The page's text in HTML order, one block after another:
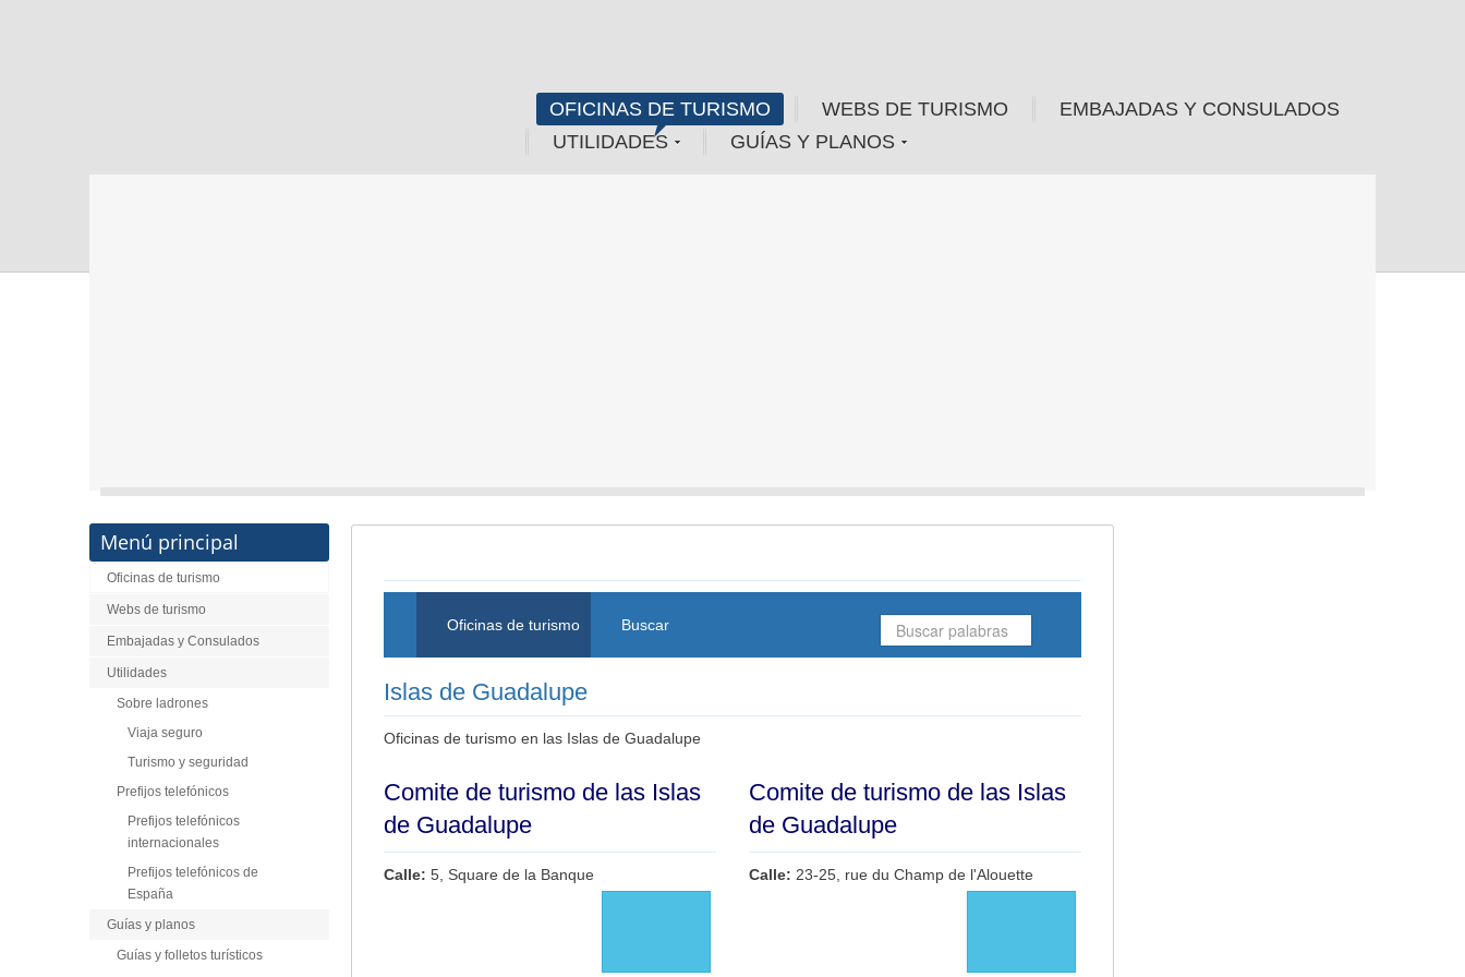
OFICINAS DE TURISMO WEBS DE TURISMO
EMBAJADAS Y CONSULADOS
UTILIDADES
GUÍAS Y PLANOS
Oficinas de turismo Buscar
Islas de Guadalupe
Oficinas de turismo en las Islas de Guadalupe
Comite de turismo de las Islas
de Guadalupe
Calle: 5, Square de la Banque
Comite de turismo de las Islas
de Guadalupe
Calle: 23-25, rue du Champ de l'Alouette
Menú principal
Oficinas de turismo
Webs de turismo
Embajadas y Consulados
Utilidades
Sobre ladrones
Viaja seguro
Turismo y seguridad
Prefijos telefónicos
Prefijos telefónicos
internacionales
Prefijos telefónicos de
España
Guías y planos
Guías y folletos turísticos